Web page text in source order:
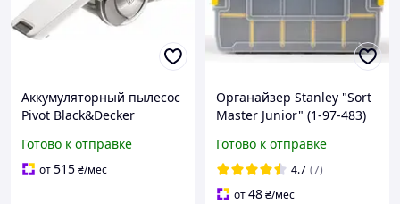
Аккумуляторный пылесос
Pivot Black&Decker
Готово к отправке
от515₴/мес
Органайзер Stanley "Sort
Master Junior" (1-97-483)
Готово к отправке
4.7 (7)
от48₴/мес